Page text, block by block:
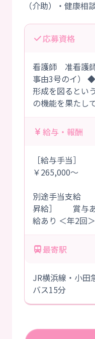
応募資格
看護師 准看護
事由3号のイ）
形成を図るとい
の機能を果たし
給与・報酬
［給与手当
￥265,000～
※残
別途手当支給
昇給］ 賞与あ
給あり ＜年2回＞
最寄駅
JR横浜線・小田
バス15分